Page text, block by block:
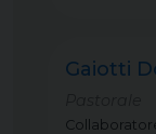
Gaiotti